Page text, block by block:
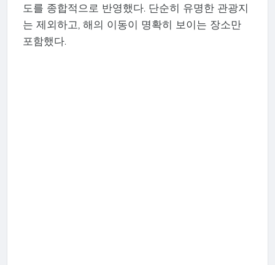
도를 종합적으로 반영했다. 단순히 유명한 관광지
는 제외하고, 해의 이동이 명확히 보이는 장소만
포함했다.